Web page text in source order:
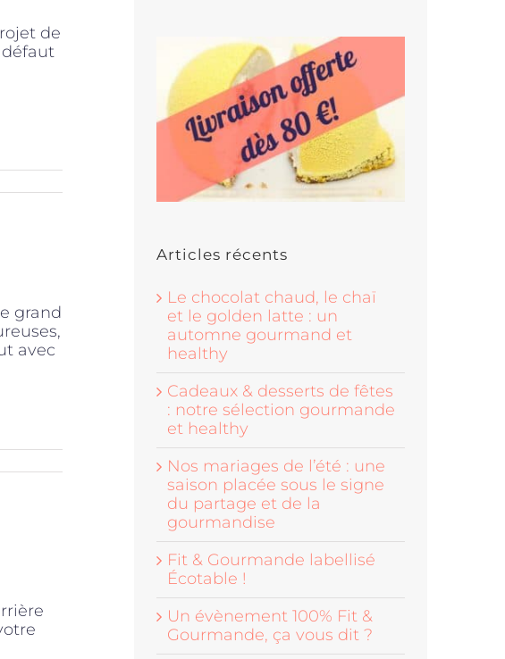
de
défaut
grand
avec
Articles récents
Le chocolat chaud, le chaï
et le golden latte : un
automne gourmand et
healthy
Cadeaux & desserts de fêtes
: notre sélection gourmande
et healthy
Nos mariages de l’été : une
saison placée sous le signe
du partage et de la
gourmandise
Fit & Gourmande labellisé
Écotable !
Un évènement 100% Fit &
Gourmande, ça vous dit ?